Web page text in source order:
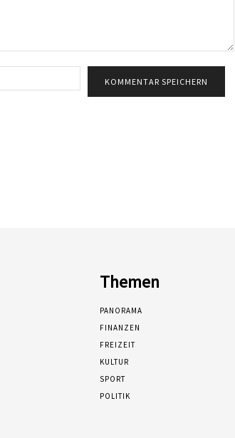
Mail:*
Themen
PANORAMA
FINANZEN
FREIZEIT
KULTUR
SPORT
POLITIK